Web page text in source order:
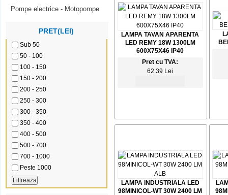
Pompe electrice - Motopompe
PRET(LEI)
Sub 50
50 - 100
100 - 150
150 - 200
200 - 250
250 - 300
300 - 350
350 - 400
400 - 500
500 - 700
700 - 1000
Peste 1000
LAMPA TAVAN APARENTA
LED REMY 18W 1300LM
600X75X46 IP40
Pret cu TVA:
62.39 Lei
LAMPA INDUSTRIALA LED
98MINICOL-WT 30W 2400 LM